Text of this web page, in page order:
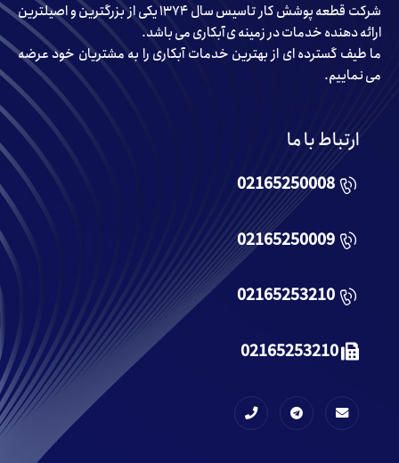
شرکت قطعه پوشش کار تاسیس سال ۱۳۷۴ یکی از بزرگترین و اصیلترین
ارائه دهنده خدمات در زمینه ی آبکاری می باشد.
ما طیف گسترده ای از بهترین خدمات آبکاری را به مشتریان خود عرضه
می نماییم.
ارتباط با ما
02165250008
02165250009
02165253210
02165253210